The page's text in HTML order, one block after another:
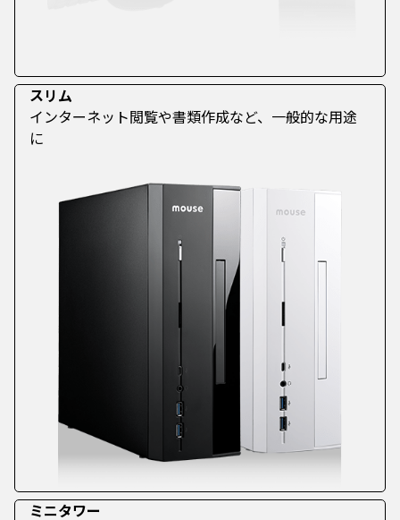
スリム
インターネット閲覧や書類作成など、一般的な用途
に
ミニタワー